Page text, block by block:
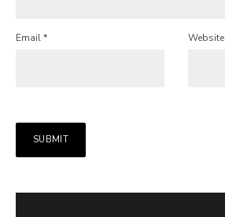
Email* Website